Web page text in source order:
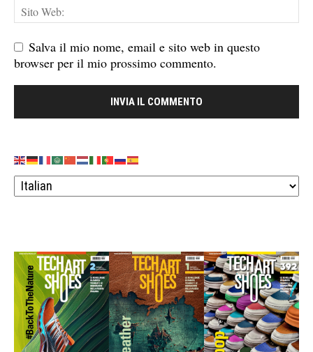
Salva il mio nome, email e sito web in questo
browser per il mio prossimo commento.